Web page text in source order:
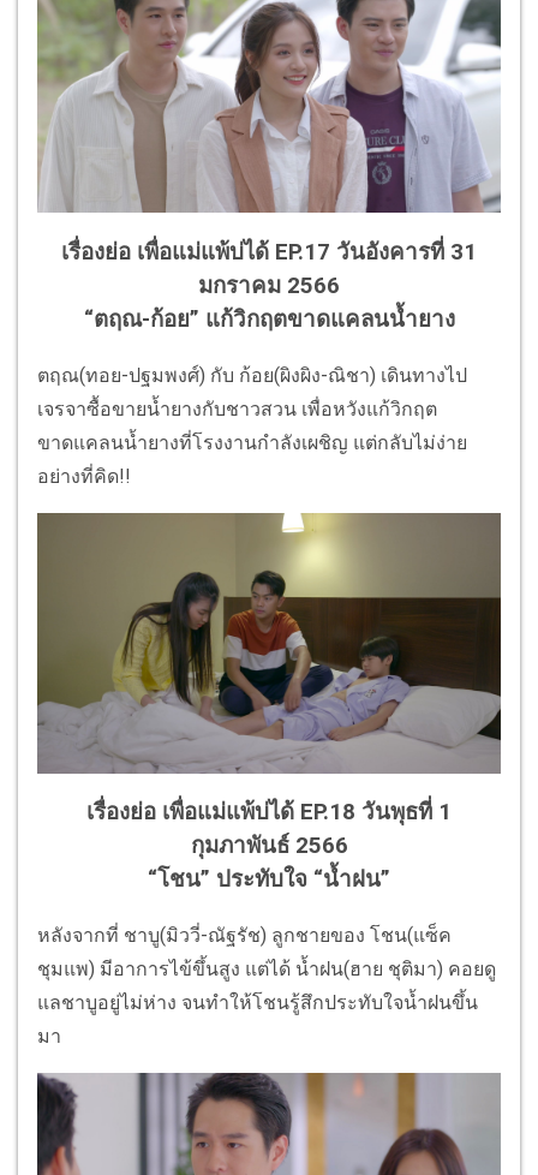
เรื่องย่อ เพื่อแม่แพ้บ่ได้ EP.17 วันอังคารที่ 31
มกราคม 2566
“ตฤณ-ก้อย” แก้วิกฤตขาดแคลนน้ำยาง
ตฤณ(ทอย-ปฐมพงศ์) กับ ก้อย(ผิงผิง-ณิชา) เดินทางไป
เจรจาซื้อขายน้ำยางกับชาวสวน เพื่อหวังแก้วิกฤต
ขาดแคลนน้ำยางที่โรงงานกำลังเผชิญ แต่กลับไม่ง่าย
อย่างที่คิด!!
เรื่องย่อ เพื่อแม่แพ้บ่ได้ EP.18 วันพุธที่ 1
กุมภาพันธ์ 2566
“โชน” ประทับใจ “น้ำฝน”
หลังจากที่ ชาบู(มิววี่-ณัฐรัช) ลูกชายของ โชน(แซ็ค
ชุมแพ) มีอาการไข้ขึ้นสูง แต่ได้ น้ำฝน(ฮาย ชุติมา) คอยดู
แลชาบูอยู่ไม่ห่าง จนทำให้โชนรู้สึกประทับใจน้ำฝนขึ้น
มา